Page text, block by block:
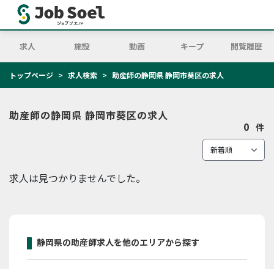
求人 施設 動画 キープ 閲覧履歴
トップページ 求人検索 助産師の静岡県 静岡市葵区の求人
助産師の静岡県 静岡市葵区の求人
0 件
求人は見つかりませんでした。
静岡県の助産師求人を他のエリアから探す